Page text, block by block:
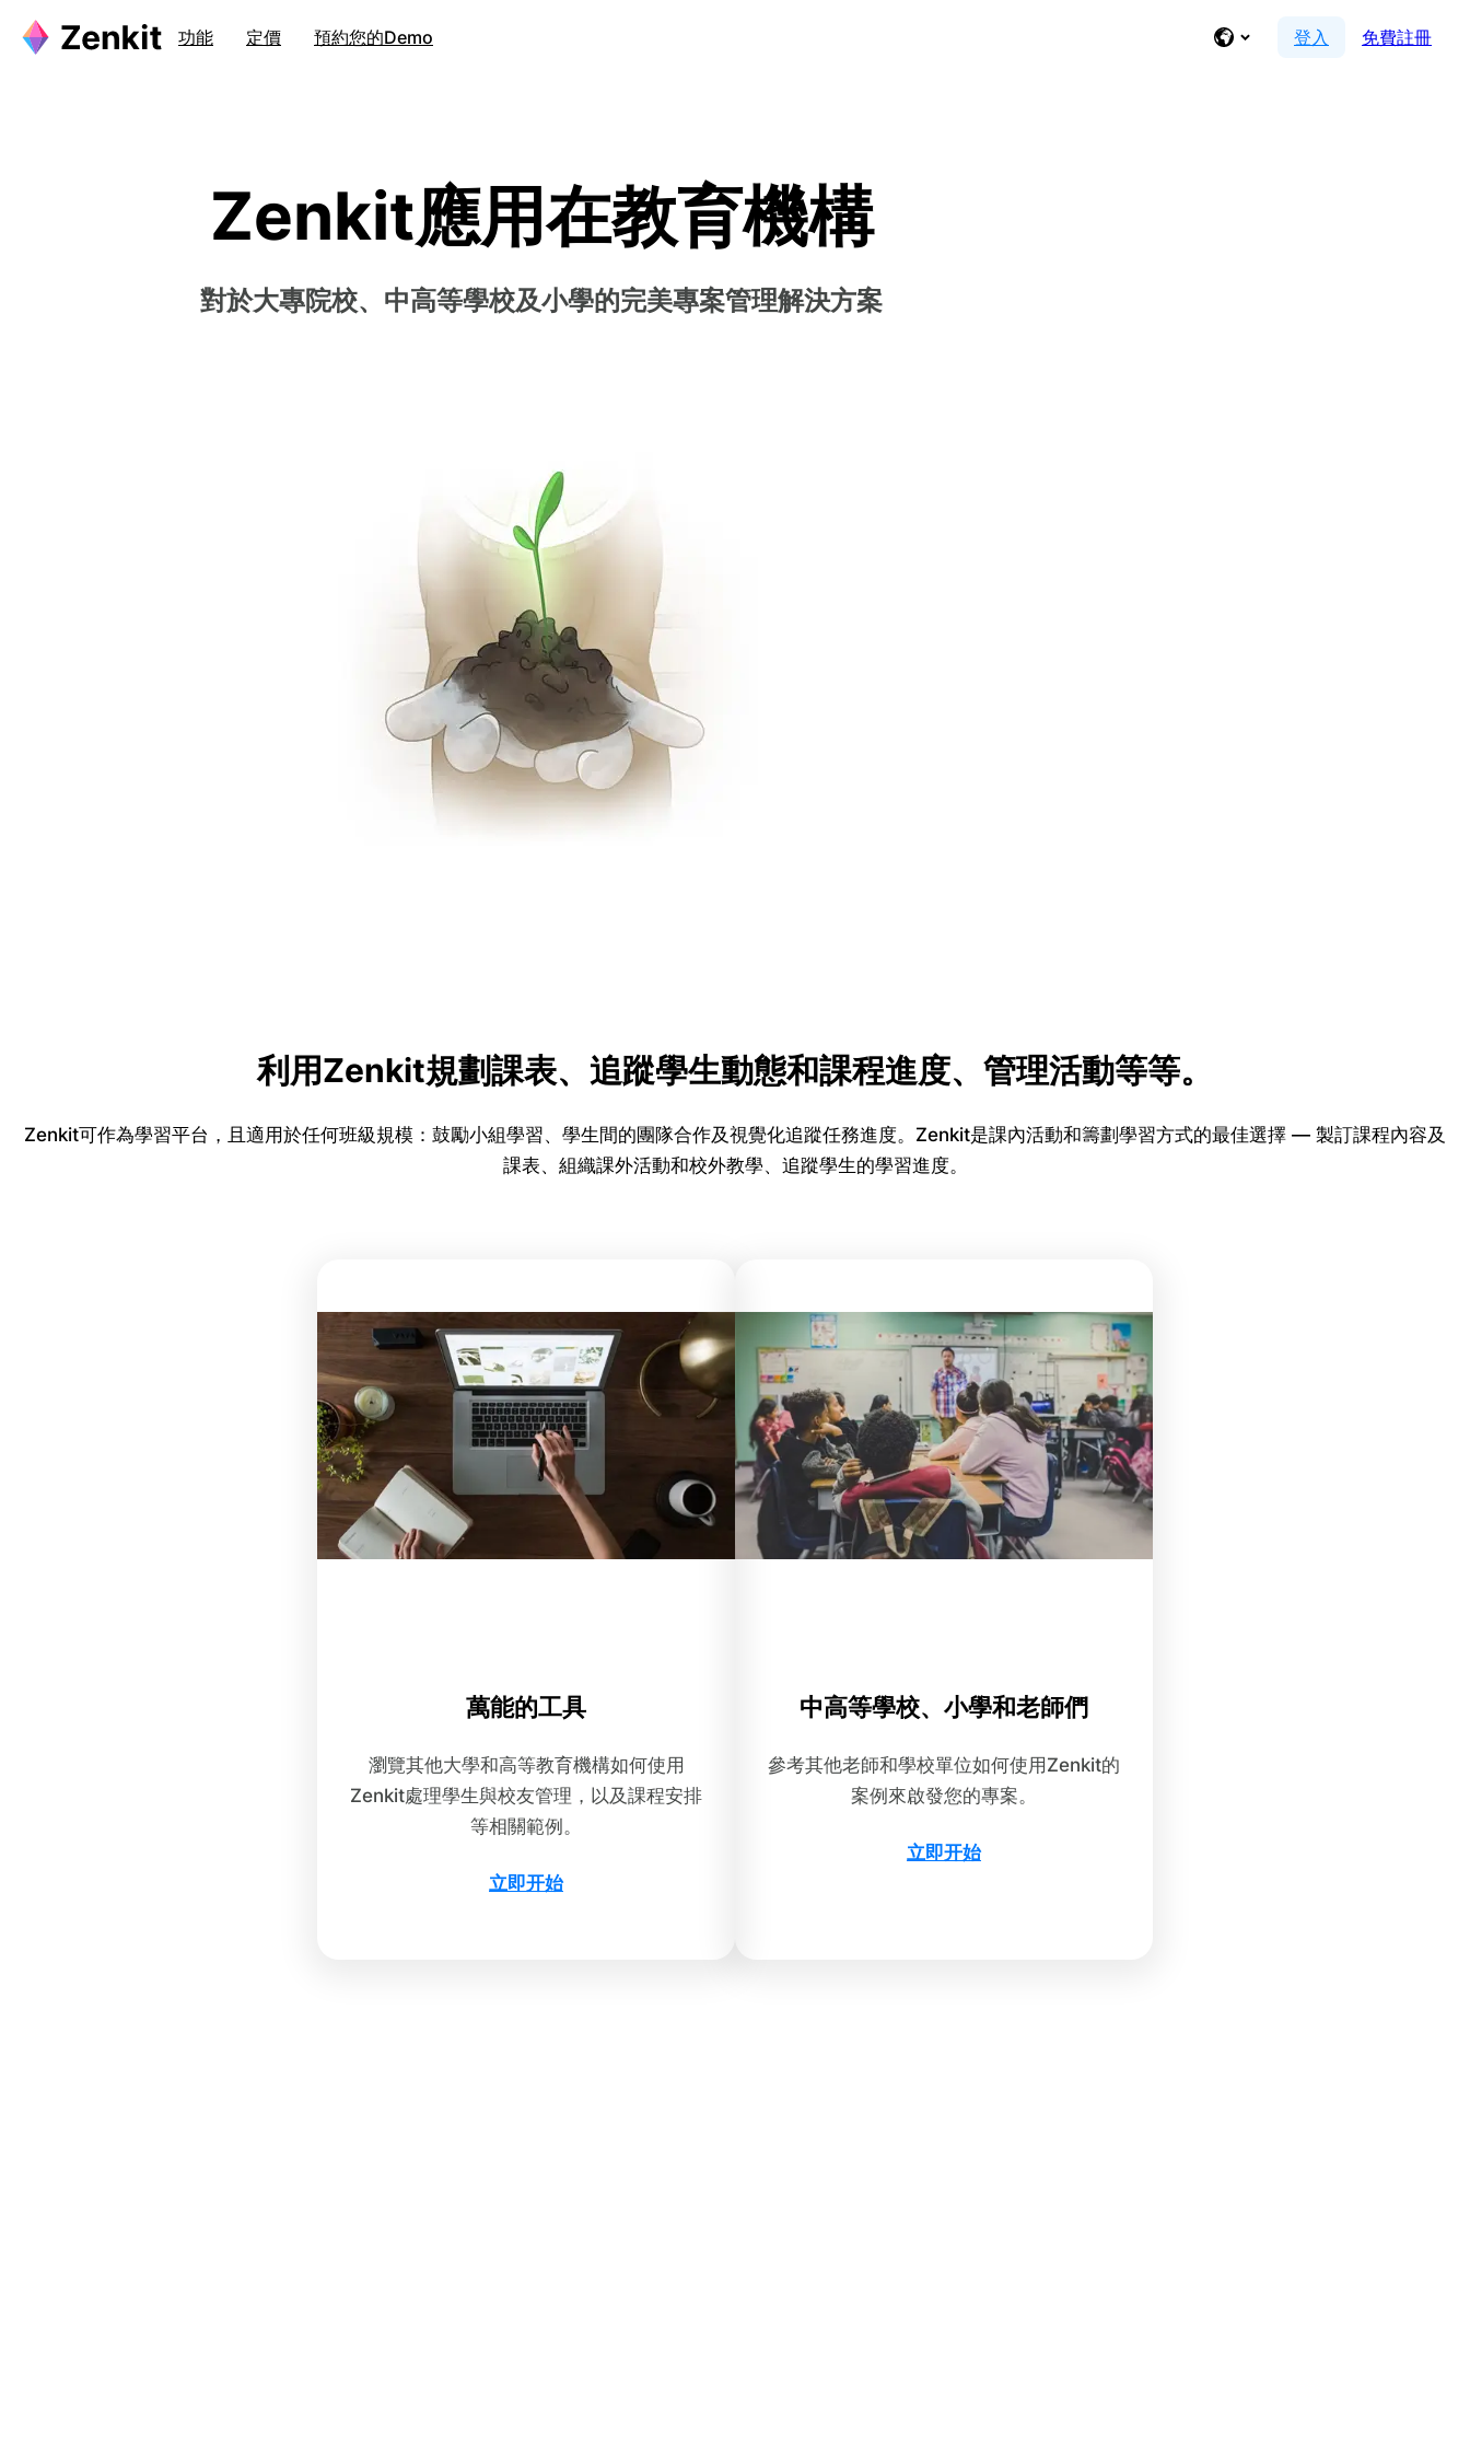
功能 定價 預約您的Demo 登入 免費註冊
Zenkit應用在教育機構
對於大專院校、中高等學校及小學的完美專案管理解決方案
利用Zenkit規劃課表、追蹤學生動態和課程進度、管理活動等等。
Zenkit可作為學習平台，且適用於任何班級規模：鼓勵小組學習、學生間的團隊合作及視覺化追蹤任務進度。Zenkit是課內活動和籌劃學習方式的最佳選擇 — 製訂課程內容及
課表、組織課外活動和校外教學、追蹤學生的學習進度。
萬能的工具
瀏覽其他大學和高等教育機構如何使用
Zenkit處理學生與校友管理，以及課程安排
等相關範例。
立即开始
中高等學校、小學和老師們
參考其他老師和學校單位如何使用Zenkit的
案例來啟發您的專案。
立即开始